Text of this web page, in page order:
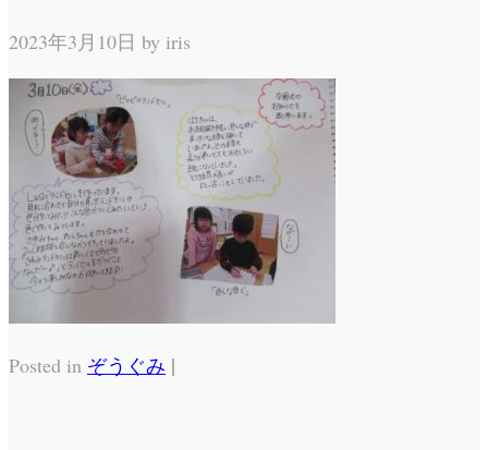
2023年3月10日 by iris
Posted in ぞうぐみ |